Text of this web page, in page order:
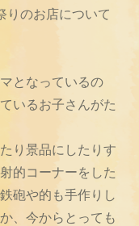
りのお店について
となっているの
いるお子さんがた
り景品にしたりす
的コーナーをした
砲や的も手作りし
、今からとっても